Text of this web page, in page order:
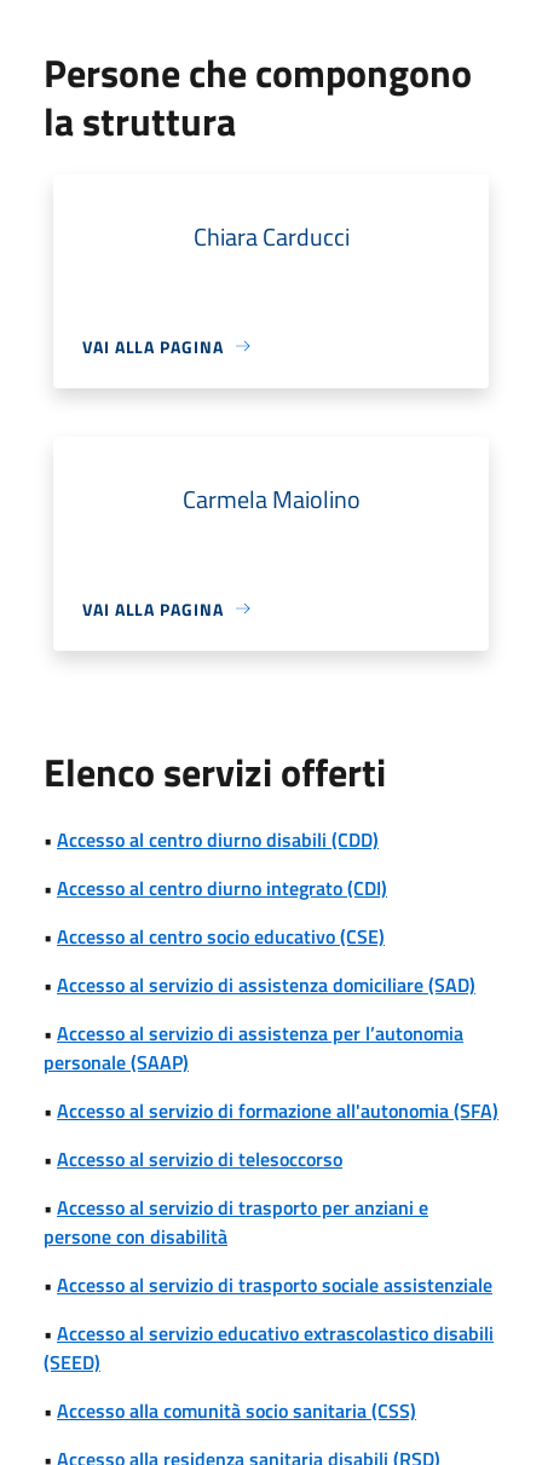
Persone che compongono
la struttura
Chiara Carducci
VAI ALLA PAGINA
Carmela Maiolino
VAI ALLA PAGINA
Elenco servizi offerti
• Accesso al centro diurno disabili (CDD)
• Accesso al centro diurno integrato (CDI)
• Accesso al centro socio educativo (CSE)
• Accesso al servizio di assistenza domiciliare (SAD)
• Accesso al servizio di assistenza per l’autonomia
personale (SAAP)
• Accesso al servizio di formazione all'autonomia (SFA)
• Accesso al servizio di telesoccorso
• Accesso al servizio di trasporto per anziani e
persone con disabilità
• Accesso al servizio di trasporto sociale assistenziale
• Accesso al servizio educativo extrascolastico disabili
(SEED)
• Accesso alla comunità socio sanitaria (CSS)
• Accesso alla residenza sanitaria disabili (RSD)